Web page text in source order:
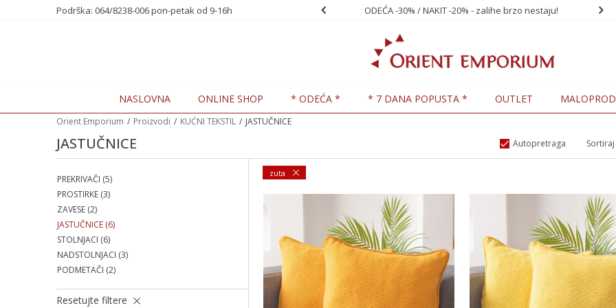
Podrška: 064/8238-006 pon-petak od 9-16h
nas na 0648238006 7 DANA POPUSTA -20% ODEĆA -30% / NAKIT -20% - zalihe brzo nestaju!
NASLOVNA ONLINE SHOP * ODEĆA * * 7 DANA POPUSTA * OUTLET
Orient Emporium Proizvodi KUĆNI TEKSTIL JASTUČNICE
JASTUČNICE Autopretraga Sortiraj
PREKRIVAČI (5)
PROSTIRKE (3)
ZAVESE (2)
JASTUČNICE (6)
STOLNJACI (6)
NADSTOLNJACI (3)
PODMETAČI (2)
Resetujte filtere
zuta